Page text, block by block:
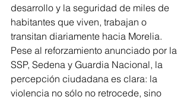
desarrollo y la seguridad de miles de
habitantes que viven, trabajan o
transitan diariamente hacia Morelia.
Pese al reforzamiento anunciado por la
SSP, Sedena y Guardia Nacional, la
percepción ciudadana es clara: la
violencia no sólo no retrocede, sino